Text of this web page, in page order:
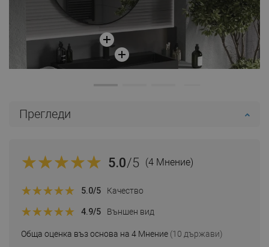
Прегледи
5.0/5 (4 Мнение)
Обща оценка въз основа на 4 Мнение (10 държави)
5.0/5 Качество
4.9/5 Външен вид